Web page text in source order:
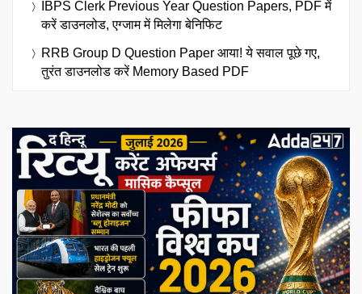
IBPS Clerk Previous Year Question Papers, PDF में
करें डाउनलोड, एग्जाम में मिलेगा बेनिफिट
RRB Group D Question Paper आया! ये सवाल पूछे गए,
तुरंत डाउनलोड करें Memory Based PDF